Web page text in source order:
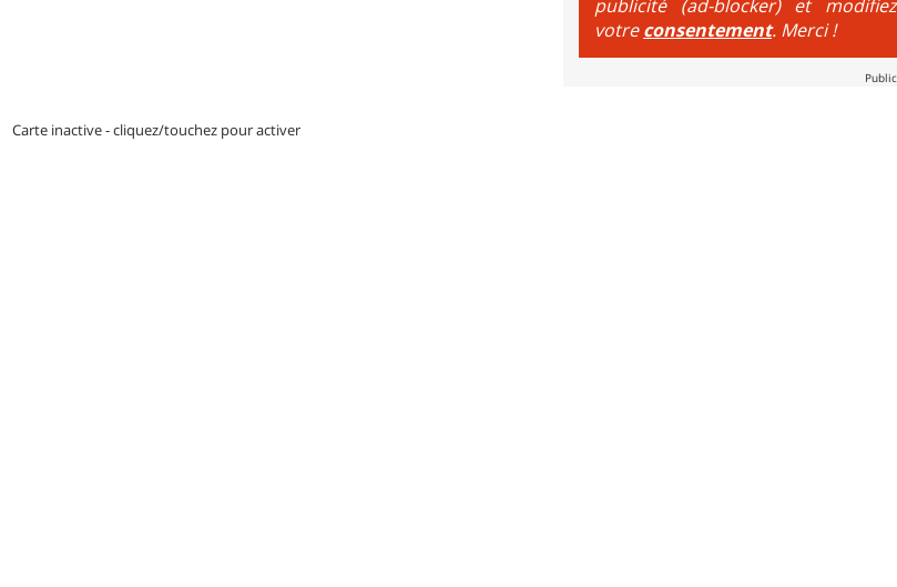
publicité (ad-blocker) et modifiez
votreconsentement. Merci !